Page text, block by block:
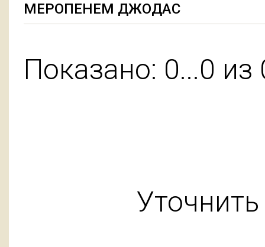
МЕРОПЕНЕМ ДЖОДАС
Показано: 0...0 из